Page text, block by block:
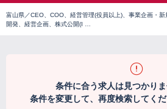
富山県／CEO、COO、経営管理(役員以上)、事業企画・新
開発、経営企画、株式公開(I …
条件に合う求人は見つかりま
条件を変更して、再度検索してくだ